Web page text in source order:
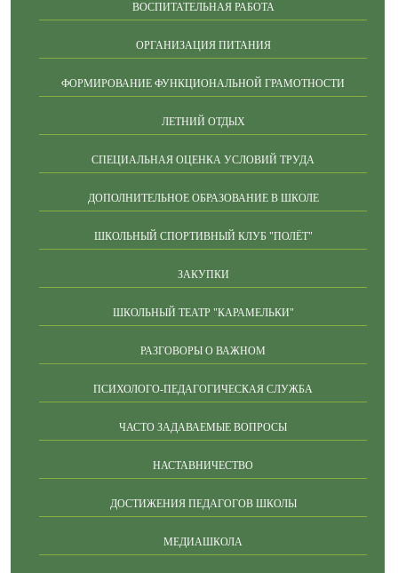
ВОСПИТАТЕЛЬНАЯ РАБОТА
ОРГАНИЗАЦИЯ ПИТАНИЯ
ФОРМИРОВАНИЕ ФУНКЦИОНАЛЬНОЙ ГРАМОТНОСТИ
ЛЕТНИЙ ОТДЫХ
СПЕЦИАЛЬНАЯ ОЦЕНКА УСЛОВИЙ ТРУДА
ДОПОЛНИТЕЛЬНОЕ ОБРАЗОВАНИЕ В ШКОЛЕ
ШКОЛЬНЫЙ СПОРТИВНЫЙ КЛУБ "ПОЛЁТ"
ЗАКУПКИ
ШКОЛЬНЫЙ ТЕАТР "КАРАМЕЛЬКИ"
РАЗГОВОРЫ О ВАЖНОМ
ПСИХОЛОГО-ПЕДАГОГИЧЕСКАЯ СЛУЖБА
ЧАСТО ЗАДАВАЕМЫЕ ВОПРОСЫ
НАСТАВНИЧЕСТВО
ДОСТИЖЕНИЯ ПЕДАГОГОВ ШКОЛЫ
МЕДИАШКОЛА